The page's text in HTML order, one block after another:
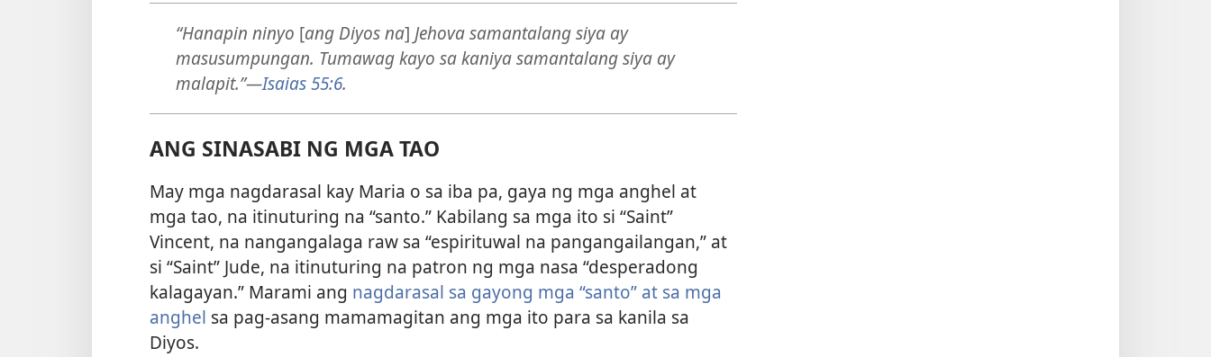
“Hanapin ninyo [ang Diyos na] Jehova samantalang siya ay
masusumpungan. Tumawag kayo sa kaniya samantalang siya ay
malapit.”—Isaias 55:6.
ANG SINASABI NG MGA TAO
May mga nagdarasal kay Maria o sa iba pa, gaya ng mga anghel at
mga tao, na itinuturing na “santo.” Kabilang sa mga ito si “Saint”
Vincent, na nangangalaga raw sa “espirituwal na pangangailangan,” at
si “Saint” Jude, na itinuturing na patron ng mga nasa “desperadong
kalagayan.” Marami ang nagdarasal sa gayong mga “santo” at sa mga
anghel sa pag-asang mamamagitan ang mga ito para sa kanila sa
Diyos.